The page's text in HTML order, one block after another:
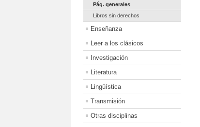
Pág. generales
Libros sin derechos
Enseñanza
Leer a los clásicos
Investigación
Literatura
Lingüística
Transmisión
Otras disciplinas